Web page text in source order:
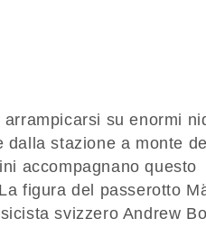
su enormi
dalla stazione a monte
accompagnano questo
figura del passerotto
svizzero Andrew